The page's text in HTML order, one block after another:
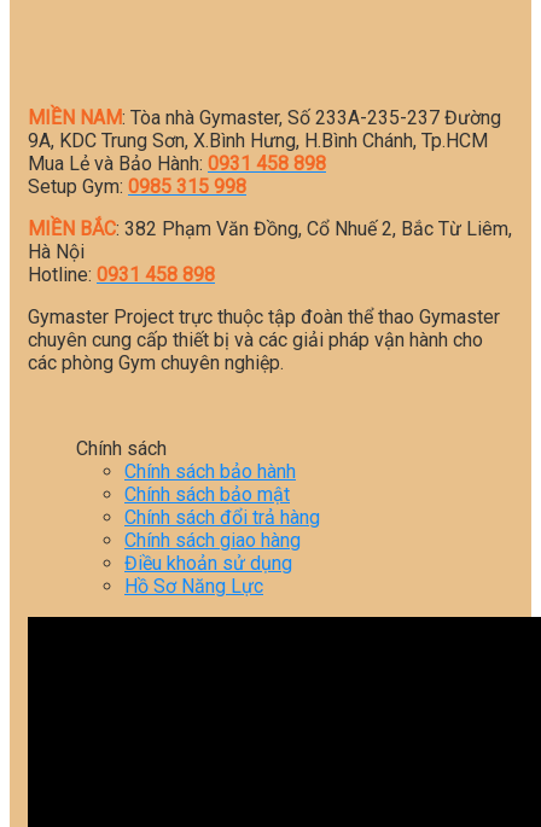
MIỀN NAM: Tòa nhà Gymaster, Số 233A-235-237 Đường
9A, KDC Trung Sơn, X.Bình Hưng, H.Bình Chánh, Tp.HCM
Mua Lẻ và Bảo Hành: 0931 458 898
Setup Gym: 0985 315 998
MIỀN BẮC: 382 Phạm Văn Đồng, Cổ Nhuế 2, Bắc Từ Liêm,
Hà Nội
Hotline: 0931 458 898
Gymaster Project trực thuộc tập đoàn thể thao Gymaster
chuyên cung cấp thiết bị và các giải pháp vận hành cho
các phòng Gym chuyên nghiệp.
Chính sách
Chính sách bảo hành
Chính sách bảo mật
Chính sách đổi trả hàng
Chính sách giao hàng
Điều khoản sử dụng
Hồ Sơ Năng Lực